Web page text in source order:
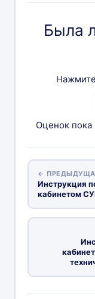
Была
Оценок пока
←
Инструкция
кабинетом